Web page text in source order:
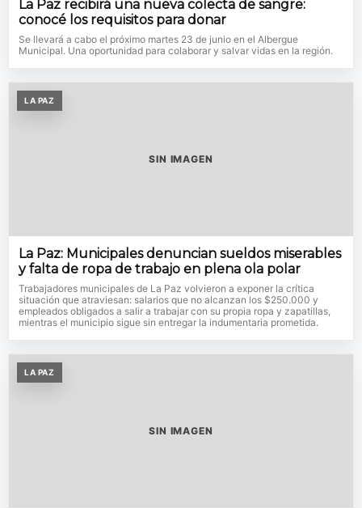
La Paz recibirá una nueva colecta de sangre:
conocé los requisitos para donar
Se llevará a cabo el próximo martes 23 de junio en el Albergue
Municipal. Una oportunidad para colaborar y salvar vidas en la región.
LA PAZ
SIN IMAGEN
La Paz: Municipales denuncian sueldos miserables
y falta de ropa de trabajo en plena ola polar
Trabajadores municipales de La Paz volvieron a exponer la crítica
situación que atraviesan: salarios que no alcanzan los $250.000 y
empleados obligados a salir a trabajar con su propia ropa y zapatillas,
mientras el municipio sigue sin entregar la indumentaria prometida.
LA PAZ
SIN IMAGEN